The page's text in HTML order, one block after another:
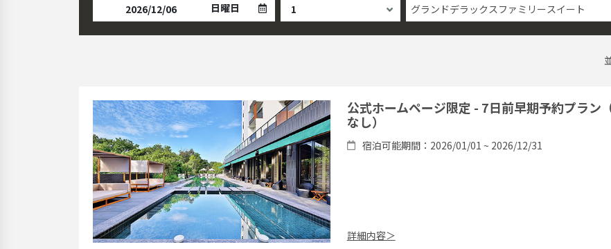
日曜日 グランドデラックスファミリースイート
公式ホームページ限定 - 7日前早期予約プラン
なし）
宿泊可能期間：2026/01/01 ~ 2026/12/31
詳細内容＞